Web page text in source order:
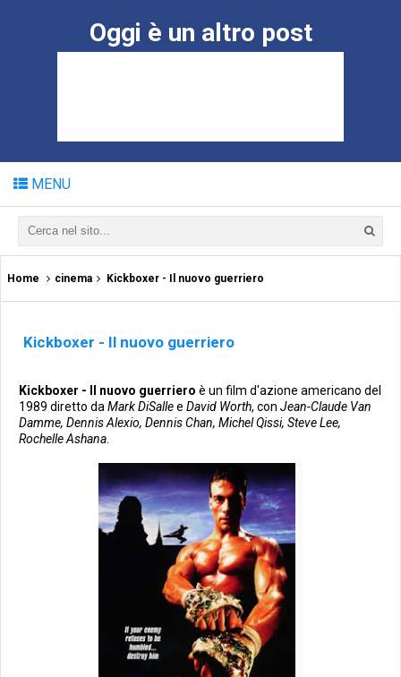
Oggi è un altro post
MENU
Home cinema Kickboxer - Il nuovo guerriero
Kickboxer - Il nuovo guerriero
Kickboxer - Il nuovo guerriero è un film d'azione americano del
1989 diretto da Mark DiSallee David Worth, con Jean-Claude Van
Damme, Dennis Alexio, Dennis Chan, Michel Qissi, Steve Lee,
Rochelle Ashana